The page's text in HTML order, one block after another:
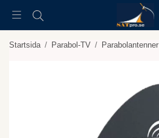
Startsida / Parabol-TV / Parabolantenner